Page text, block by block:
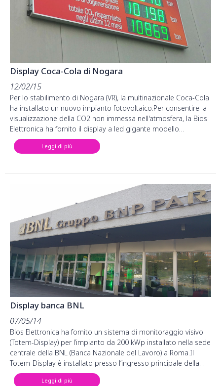
Display Coca-Cola di Nogara
12/02/15
Per lo stabilimento di Nogara (VR), la multinazionale Coca-Cola
ha installato un nuovo impianto fotovoltaico.Per consentire la
visualizzazione della CO2 non immessa nell'atmosfera, la Bios
Elettronica ha fornito il display a led gigante modello…
Leggi di più
Display banca BNL
07/05/14
Bios Elettronica ha fornito un sistema di monitoraggio visivo
(Totem-Display) per l’impianto da 200 kWp installato nella sede
centrale della BNL (Banca Nazionale del Lavoro) a Roma.Il
Totem-Display è installato presso l’ingresso principale della…
Leggi di più